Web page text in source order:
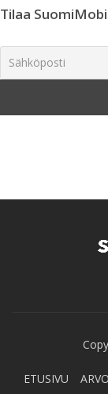
Tilaa
ETUSIVU